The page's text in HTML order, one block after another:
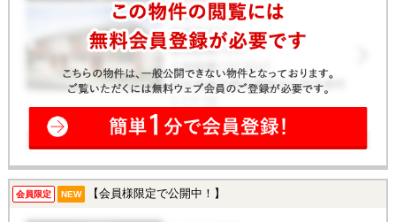
会員限定 NEW 【会員様限定で公開中！】